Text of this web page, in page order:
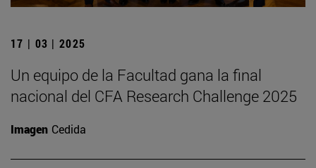
17 | 03 | 2025
Un equipo de la Facultad gana la final
nacional del CFA Research Challenge 2025
Imagen Cedida